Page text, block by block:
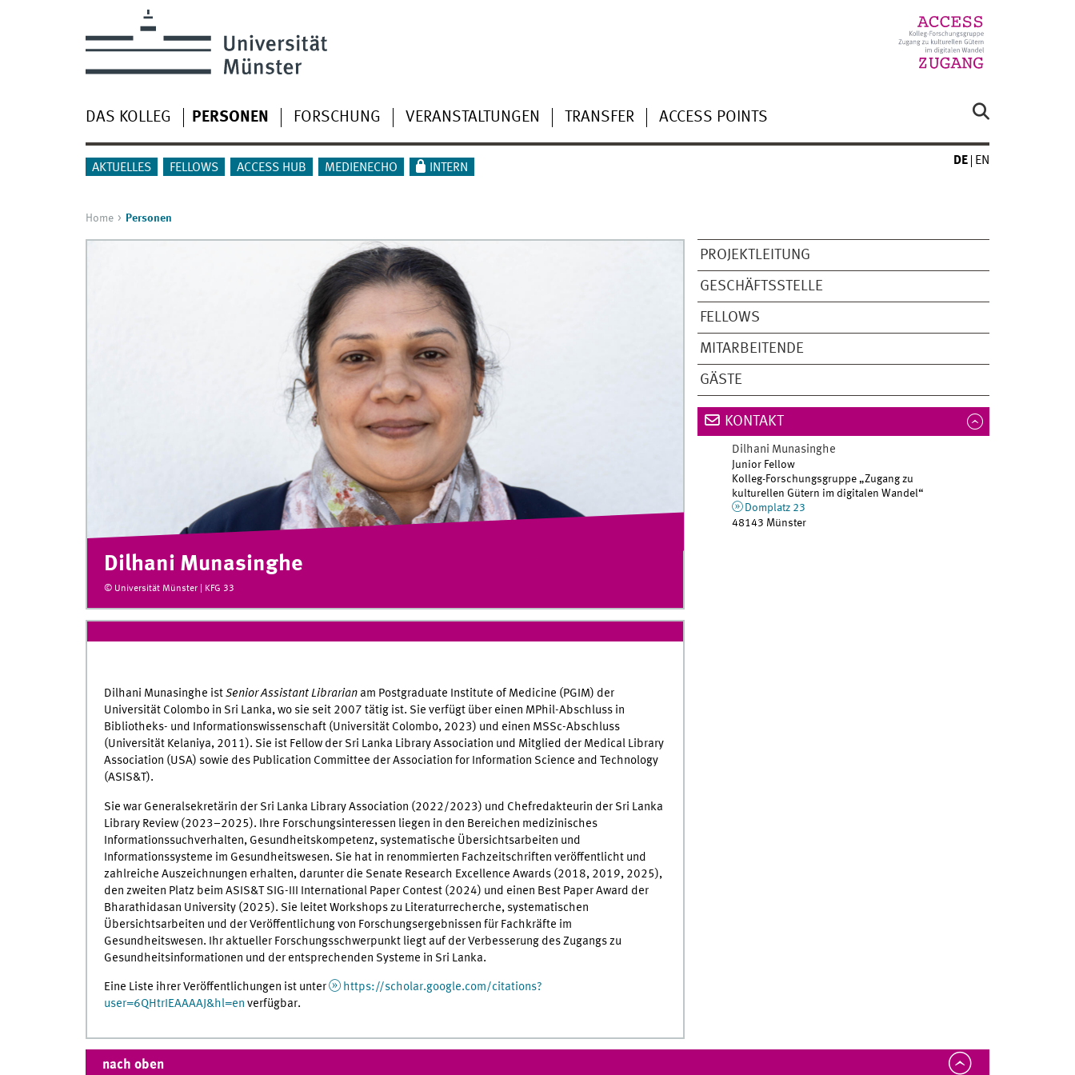
DAS KOLLEG PERSONEN FORSCHUNG VERANSTALTUNGEN TRANSFER ACCESS POINTS
AKTUELLES FELLOWS ACCESS HUB MEDIENECHO INTERN
DE EN
Home Personen
PROJEKTLEITUNG
GESCHÄFTSSTELLE
FELLOWS
MITARBEITENDE
GÄSTE
Dilhani Munasinghe
© Universität Münster | KFG 33
Dilhani Munasinghe istSenior Assistant Librarianam Postgraduate Institute of Medicine (PGIM) der
Universität Colombo in Sri Lanka, wo sie seit 2007 tätig ist. Sie verfügt über einen MPhil-Abschluss in
Bibliotheks- und Informationswissenschaft (Universität Colombo, 2023) und einen MSSc-Abschluss
(Universität Kelaniya, 2011). Sie ist Fellow der Sri Lanka Library Association und Mitglied der Medical Library
Association (USA) sowie des Publication Committee der Association for Information Science and Technology
(ASIS&T).
Sie war Generalsekretärin der Sri Lanka Library Association (2022/2023) und Chefredakteurin der Sri Lanka
Library Review (2023–2025). Ihre Forschungsinteressen liegen in den Bereichen medizinisches
Informationssuchverhalten, Gesundheitskompetenz, systematische Übersichtsarbeiten und
Informationssysteme im Gesundheitswesen. Sie hat in renommierten Fachzeitschriften veröffentlicht und
zahlreiche Auszeichnungen erhalten, darunter die Senate Research Excellence Awards (2018, 2019, 2025),
den zweiten Platz beim ASIS&T SIG-III International Paper Contest (2024) und einen Best Paper Award der
Bharathidasan University (2025). Sie leitet Workshops zu Literaturrecherche, systematischen
Übersichtsarbeiten und der Veröffentlichung von Forschungsergebnissen für Fachkräfte im
Gesundheitswesen. Ihr aktueller Forschungsschwerpunkt liegt auf der Verbesserung des Zugangs zu
Gesundheitsinformationen und der entsprechenden Systeme in Sri Lanka.
Eine Liste ihrer Veröffentlichungen ist unter
https://scholar.google.com/citations?
user=6QHtrIEAAAAJ&hl=en verfügbar.
KONTAKT
Dilhani Munasinghe
Junior Fellow
Kolleg-Forschungsgruppe „Zugang zu
kulturellen Gütern im digitalen Wandel“
Domplatz 23
48143 Münster
nach oben